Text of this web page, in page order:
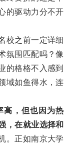
的驱动力分不开
校之前一定详细
氛围匹配吗？像
的格格不入感到
域如鱼得水，连
高，但也因为热
，在就业选择和
。正如南京大学